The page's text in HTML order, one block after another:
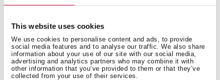
This website uses cookies
We use cookies to personalise content and ads, to provide
social media features and to analyse our traffic. We also share
information about your use of our site with our social media,
advertising and analytics partners who may combine it with
other information that you’ve provided to them or that they’ve
collected from your use of their services.